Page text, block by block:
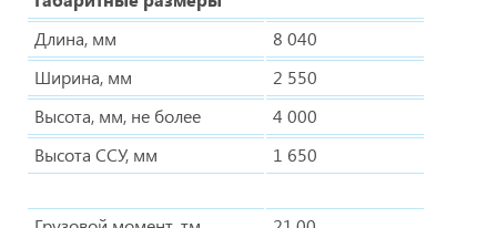
Длина, мм
8 040
Ширина, мм
2 550
Высота, мм, не более
4 000
Высота ССУ, мм
1 650